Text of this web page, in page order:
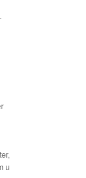
u